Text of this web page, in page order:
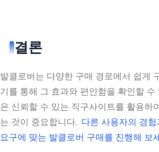
결론
발클로버는 다양한 구매 경로에서 쉽게
기를 통해 그 효과와 편안함을 확인할
은 신뢰할 수 있는 직구사이트를 활용하
는 것이 중요합니다. 다른 사용자의 경
요구에 맞는 발클로버 구매를 진행해 보